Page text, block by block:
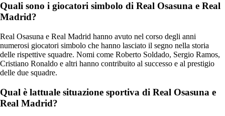
Quali sono i giocatori simbolo di Real Osasuna e Real
Madrid?
Real Osasuna e Real Madrid hanno avuto nel corso degli anni
numerosi giocatori simbolo che hanno lasciato il segno nella storia
delle rispettive squadre. Nomi come Roberto Soldado, Sergio Ramos,
Cristiano Ronaldo e altri hanno contribuito al successo e al prestigio
delle due squadre.
Qual è lattuale situazione sportiva di Real Osasuna e
Real Madrid?